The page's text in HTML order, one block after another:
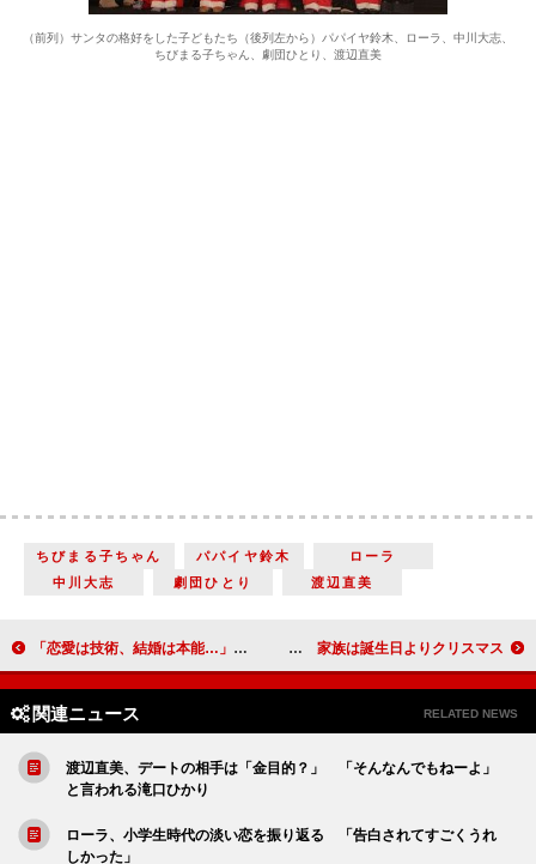
（前列）サンタの格好をした子どもたち（後列左から）パパイヤ鈴木、ローラ、中川大志、
ちびまる子ちゃん、劇団ひとり、渡辺直美
ちびまる子ちゃん パパイヤ鈴木
ローラ
中川大志
劇団ひとり 渡辺直美
「恋愛は技術、結婚は本能…」 ノンスタ井上、“非モテ”男女に恋愛指南 鶴瓶「どんだけ悲しい誕生日やねん」 家族は誕生日よりクリスマス
関連ニュース RELATED NEWS
渡辺直美、デートの相手は「金目的？」 「そんなんでもねーよ」
と言われる滝口ひかり
ローラ、小学生時代の淡い恋を振り返る 「告白されてすごくうれ
しかった」